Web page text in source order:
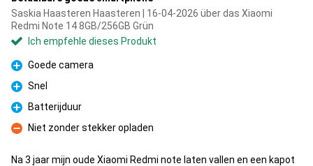
Saskia Haasteren Haasteren | 16-04-2026 über das Xiaomi
Redmi Note 14 8GB/256GB Grün
Ich empfehle dieses Produkt
Pro
Goede camera
Pro
Snel
Pro
Batterijduur
Kontra
Niet zonder stekker opladen
Na 3 jaar mijn oude Xiaomi Redmi note laten vallen en een kapot